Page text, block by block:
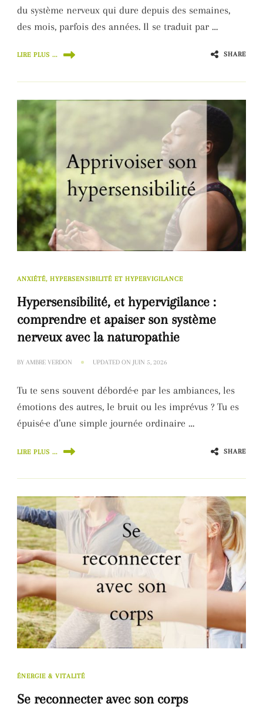
du système nerveux qui dure depuis des semaines,
des mois, parfois des années. Il se traduit par …
LIRE PLUS ... SHARE
ANXIÉTÉ, HYPERSENSIBILITÉ ET HYPERVIGILANCE
Hypersensibilité, et hypervigilance :
comprendre et apaiser son système
nerveux avec la naturopathie
BY AMBRE VERDON UPDATED ON JUIN 5, 2026
Tu te sens souvent débordé·e par les ambiances, les
émotions des autres, le bruit ou les imprévus ? Tu es
épuisé·e d’une simple journée ordinaire …
LIRE PLUS ... SHARE
ÉNERGIE & VITALITÉ
Se reconnecter avec son corps